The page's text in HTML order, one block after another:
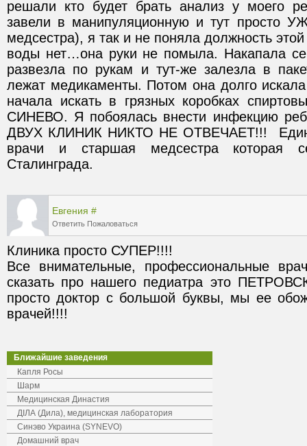
решали кто будет брать анализ у моего
завели в манипуляционную и тут просто
медсестра), я так и не поняла должность
воды нет…она руки не помыла. Накапала
развезла по рукам и тут-же залезла в
лежат медикаменты. Потом она долго
начала искать в грязных коробках
СИНЕВО. Я побоялась внести инфекцию
ДВУХ КЛИНИК НИКТО НЕ ОТВЕЧАЕТ!!!
врачи и старшая медсестра которая
Евгения #
Ответить Пожаловаться
Клиника просто СУПЕР!!!!
Все внимательные, профессиональные
сказать про нашего педиатра это
просто доктор с большой буквы, мы ее
врачей!!!!
Ближайшие заведения
Капля Росы
Шарм
Медицинская Династия
ДІЛА (Дила), медицинская лаборатория
Синэво Украина (SYNEVO)
Домашний врач